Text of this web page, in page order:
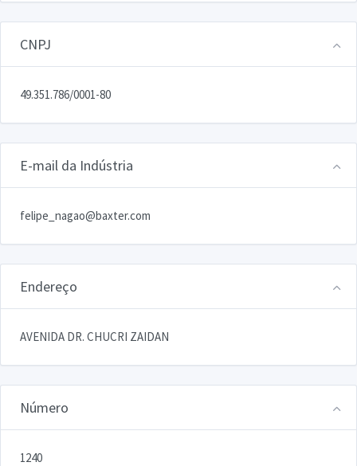
CNPJ
49.351.786/0001-80
E-mail da Indústria
felipe_nagao@baxter.com
Endereço
AVENIDA DR. CHUCRI ZAIDAN
Número
1240